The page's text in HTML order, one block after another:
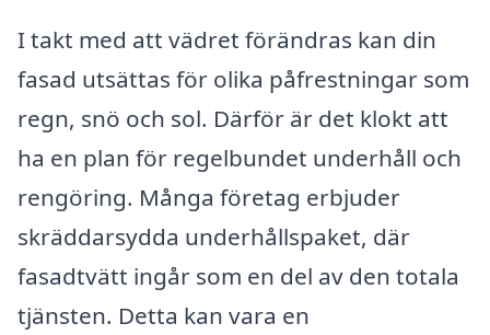
I takt med att vädret förändras kan din
fasad utsättas för olika påfrestningar som
regn, snö och sol. Därför är det klokt att
ha en plan för regelbundet underhåll och
rengöring. Många företag erbjuder
skräddarsydda underhållspaket, där
fasadtvätt ingår som en del av den totala
tjänsten. Detta kan vara en